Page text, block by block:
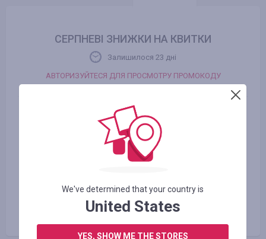
СЕРПНЕВІ ЗНИЖКИ НА КВИТКИ
Залишилося 23 днi
АВТОРИЗУЙТЕСЯ ДЛЯ ПРОСМОТРУ ПРОМОКОДУ
Знижка -20% на рейси до Італії з 18.06 по
31.08.
Залишилося 23 днi
We've determined that your country is
United States
YES, SHOW ME THE STORES